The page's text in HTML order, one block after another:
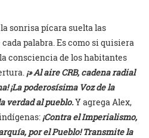
sonrisa pícara suelta las
palabra. Es como si quisiera
consciencia de los habitantes
¡»Al aire CRB, cadena radial
¡La poderosísima Voz de la
verdad al pueblo.Y agrega Alex,
¡Contra el Imperialismo,
por el Pueblo! Transmite la